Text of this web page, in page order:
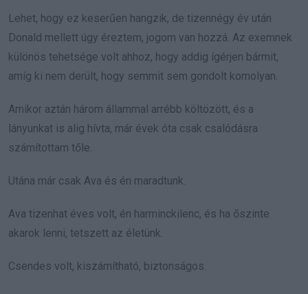
Lehet, hogy ez keserűen hangzik, de tizennégy év után
Donald mellett úgy éreztem, jogom van hozzá. Az exemnek
különös tehetsége volt ahhoz, hogy addig ígérjen bármit,
amíg ki nem derült, hogy semmit sem gondolt komolyan.
Amikor aztán három állammal arrébb költözött, és a
lányunkat is alig hívta, már évek óta csak csalódásra
számítottam tőle.
Utána már csak Ava és én maradtunk.
Ava tizenhat éves volt, én harminckilenc, és ha őszinte
akarok lenni, tetszett az életünk.
Csendes volt, kiszámítható, biztonságos.